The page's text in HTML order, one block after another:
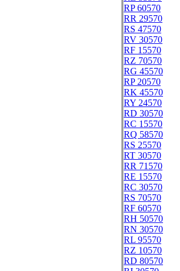
RP 60570
RR 29570
RS 47570
RV 30570
RF 15570
RZ 70570
RG 45570
RP 20570
RK 45570
RY 24570
RD 30570
RC 15570
RQ 58570
RS 25570
RT 30570
RR 71570
RE 15570
RC 30570
RS 70570
RF 60570
RH 50570
RN 30570
RL 95570
RZ 10570
RD 80570